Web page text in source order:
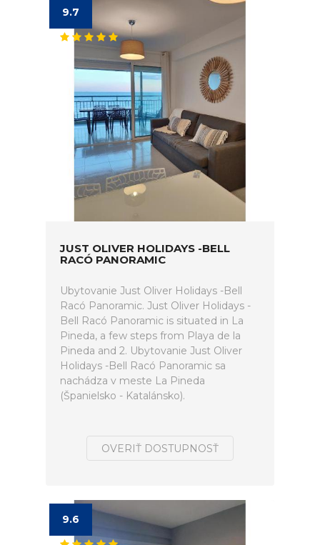
9.7
JUST OLIVER HOLIDAYS -BELL
RACÓ PANORAMIC
Ubytovanie Just Oliver Holidays -Bell
Racó Panoramic. Just Oliver Holidays -
Bell Racó Panoramic is situated in La
Pineda, a few steps from Playa de la
Pineda and 2. Ubytovanie Just Oliver
Holidays -Bell Racó Panoramic sa
nachádza v meste La Pineda
(Španielsko - Katalánsko).
OVERIŤ DOSTUPNOSŤ
9.6